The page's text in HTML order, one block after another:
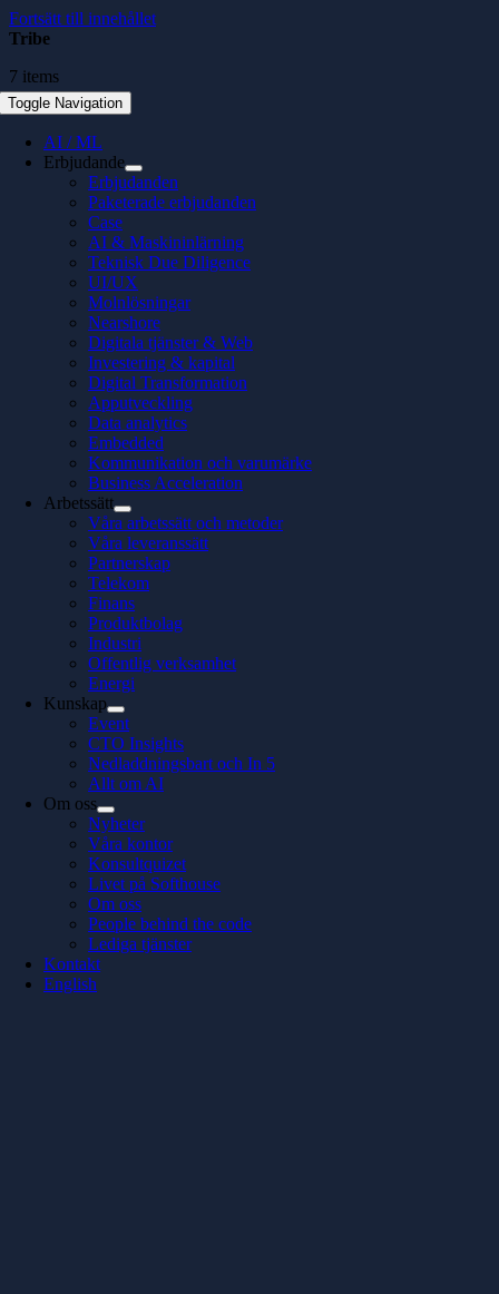
Fortsätt till innehållet
Toggle Navigation
AI / ML
Erbjudande
Erbjudanden
Paketerade erbjudanden
Case
AI & Maskininlärning
Teknisk Due Diligence
UI/UX
Molnlösningar
Nearshore
Digitala tjänster & Web
Investering & kapital
Digital Transformation
Apputveckling
Data analytics
Embedded
Kommunikation och varumärke
Business Acceleration
Arbetssätt
Våra arbetssätt och metoder
Våra leveranssätt
Partnerskap
Telekom
Finans
Produktbolag
Industri
Offentlig verksamhet
Energi
Kunskap
Event
CTO Insights
Nedladdningsbart och In 5
Allt om AI
Om oss
Nyheter
Våra kontor
Konsultquizet
Livet på Softhouse
Om oss
People behind the code
Lediga tjänster
Kontakt
English
Tribe
7 items